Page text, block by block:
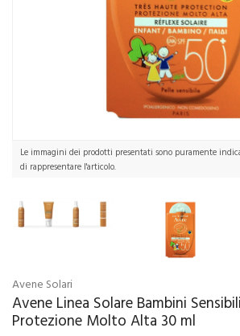
Le immagini dei prodotti presentati sono puramente
di rappresentare l'articolo.
Avene Solari
Avene Linea Solare Bambini
Protezione Molto Alta 30 ml